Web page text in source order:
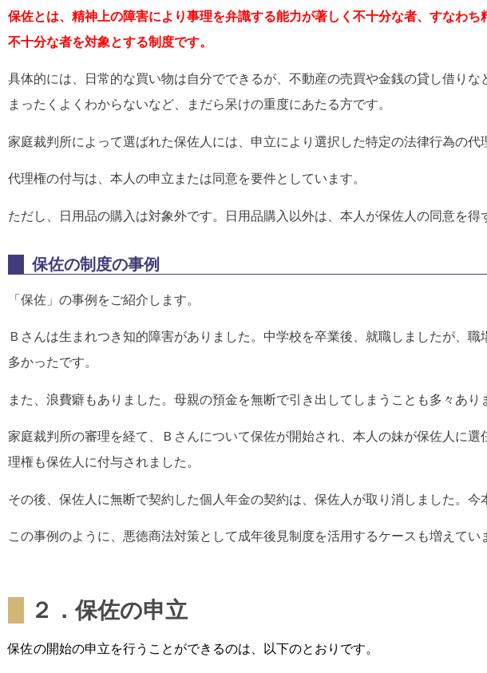
保佐とは、精神上の障害により事理を弁識する能力が著しく不十分な者、すなわち
不十分な者を対象とする制度です。
具体的には、日常的な買い物は自分でできるが、不動産の売買や金銭の貸し借り
まったくよくわからないなど、まだら呆けの重度にあたる方です。
家庭裁判所によって選ばれた保佐人には、申立により選択した特定の法律行為の代
代理権の付与は、本人の申立または同意を要件としています。
ただし、日用品の購入は対象外です。日用品購入以外は、本人が保佐人の同意を
保佐の制度の事例
「保佐」の事例をご紹介します。
Ｂさんは生まれつき知的障害がありました。中学校を卒業後、就職しましたが、
多かったです。
また、浪費癖もありました。母親の預金を無断で引き出してしまうことも多々あ
家庭裁判所の審理を経て、Ｂさんについて保佐が開始され、本人の妹が保佐人に
理権も保佐人に付与されました。
その後、保佐人に無断で契約した個人年金の契約は、保佐人が取り消しました。
この事例のように、悪徳商法対策として成年後見制度を活用するケースも増えてい
２．保佐の申立
保佐の開始の申立を行うことができるのは、以下のとおりです。